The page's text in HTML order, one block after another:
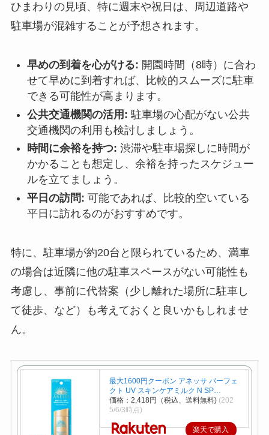
ひまわりの見頃、特に週末や祝日は、周辺道路や
駐車場が混雑することが予想されます。
早めの到着を心がける: 開園時間（8時）に合わ
せて早めに到着すれば、比較的スムーズに駐車
できる可能性が高まります。
公共交通機関の活用: 駐車場の心配がない公共
交通機関の利用も検討しましょう。
時間に余裕を持つ: 渋滞や駐車場探しに時間が
かかることも想定し、余裕を持ったスケジュー
ルを立てましょう。
平日の訪問: 可能であれば、比較的空いている
平日に訪れるのがおすすめです。
特に、駐車場が約20台と限られているため、満車
の場合は近隣に他の駐車スペースがない可能性も
考慮し、事前に代替案（少し離れた場所に駐車し
て徒歩、など）も考えておくと良いかもしれませ
ん。
最大1600円クーポン アネッサ パーフェ
クト UV スキンケアミルク N SP…
価格：2,418円（税込、送料無料) (202
5/6/3時点)
楽天で購入